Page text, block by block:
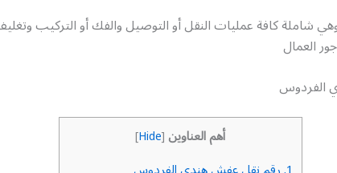
شاملة كافة عمليات النقل أو التوصيل والفك أو التركيب
العمال
الفردوس
أهم العناوين [
Hide
]